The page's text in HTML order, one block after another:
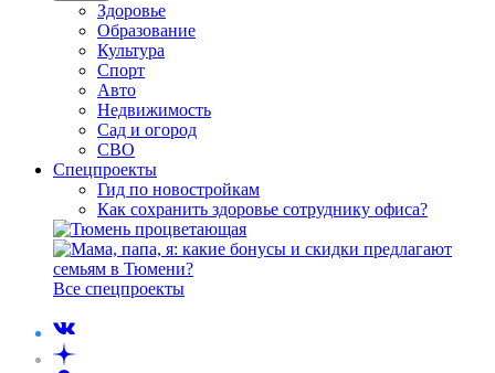
Здоровье
Образование
Культура
Спорт
Авто
Недвижимость
Сад и огород
СВО
Спецпроекты
Гид по новостройкам
Как сохранить здоровье сотруднику офиса?
Все спецпроекты